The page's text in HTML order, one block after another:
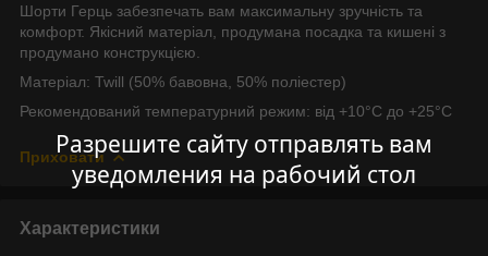
Разрешите сайту отправлять вам
уведомления на рабочий стол
Шорти Герць забезпечать вам максимальну зручність та
комфорт. Якісний матеріал, продумана посадка та кишені з
продумано конструкцією.
Матеріал: Twill (50% бавовна, 50% поліестер)
Рекомендований температурний режим: від +10°C до +25°C
Приховати
Характеристики